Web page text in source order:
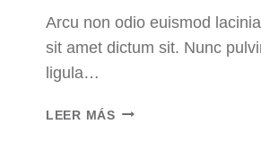
Arcu non odio euismod
sit amet dictum sit. Nunc
ligula…
LEER MÁSPET